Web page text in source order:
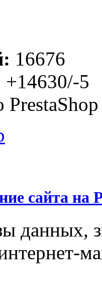
16676
+14630/-5
сайта на
данных,